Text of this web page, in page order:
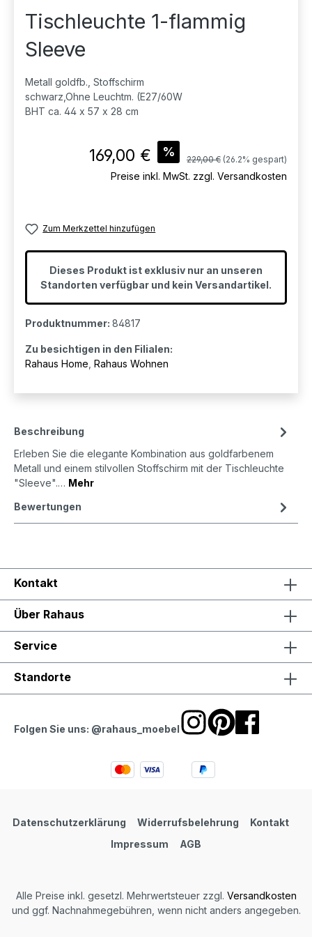
Tischleuchte 1-flammig
Sleeve
Metall goldfb., Stoffschirm
schwarz,Ohne Leuchtm. (E27/60W
BHT ca. 44 x 57 x 28 cm
Verkaufspreis:
169,00 € % Regulärer Preis:
229,00 € (26.2% gespart)
Preise inkl. MwSt. zzgl. Versandkosten
Zum Merkzettel hinzufügen
Dieses Produkt ist exklusiv nur an unseren
Standorten verfügbar und kein Versandartikel.
Produktnummer: 84817
Zu besichtigen in den Filialen:
Rahaus Home Rahaus Wohnen
Beschreibung
Erleben Sie die elegante Kombination aus goldfarbenem
Metall und einem stilvollen Stoffschirm mit der Tischleuchte
"Sleeve".… Mehr
Bewertungen
Kontakt
Über Rahaus
Service
Standorte
Folgen Sie uns: @rahaus_moebel
Datenschutzerklärung Widerrufsbelehrung
Kontakt
Impressum
AGB
Alle Preise inkl. gesetzl. Mehrwertsteuer zzgl. Versandkosten
und ggf. Nachnahmegebühren, wenn nicht anders angegeben.